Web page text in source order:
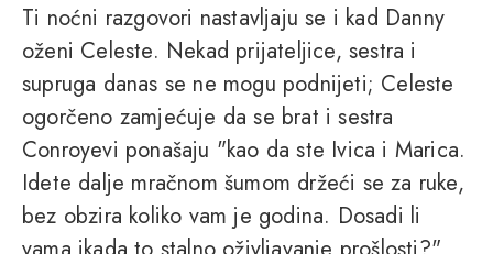
Ti noćni razgovori nastavljaju se i kad Danny
oženi Celeste. Nekad prijateljice, sestra i
supruga danas se ne mogu podnijeti; Celeste
ogorčeno zamjećuje da se brat i sestra
Conroyevi ponašaju "kao da ste Ivica i Marica.
Idete dalje mračnom šumom držeći se za ruke,
bez obzira koliko vam je godina. Dosadi li